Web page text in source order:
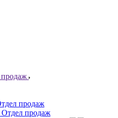
продаж
Отдел продаж